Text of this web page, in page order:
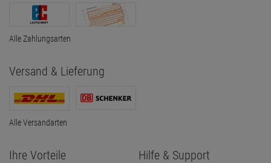
Alle Zahlungsarten
Versand & Lieferung
Alle Versandarten
Ihre Vorteile Hilfe & Support